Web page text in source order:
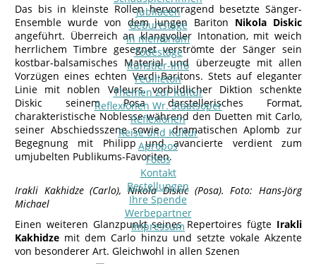
Jubilaeen
Geburtstage
In memoriam
Todestage
Künstler-Info
Feuilleton
Themen zur Kultur
Reflexionen Wr. Staatsoper
Reflexionen
Reise und Kultur
Apropos
Fotos
Kontakt
Bestellungen
Ihre Spende
Werbepartner
Impressum
Das bis in kleinste Rollen hervorragend besetzte Sänger-
Ensemble wurde von dem jungen Bariton Nikola Diskic
angeführt. Überreich an klangvoller Intonation, mit weich
herrlichem Timbre gesegnet verströmte der Sänger sein
kostbar-balsamisches Material und überzeugte mit allen
Vorzügen eines echten Verdi-Baritons. Stets auf eleganter
Linie mit noblen Valeurs, vorbildlicher Diktion schenkte
Diskic seinem Posa darstellerisches Format,
charakteristische Noblesse während den Duetten mit Carlo,
seiner Abschiedsszene sowie dramatischen Aplomb zur
Begegnung mit Philipp und avancierte verdient zum
umjubelten Publikums-Favoriten.
Irakli Kakhidze (Carlo), Nikola Diskic (Posa). Foto: Hans-Jörg
Michael
Einen weiteren Glanzpunkt seines Repertoires fügte Irakli
Kakhidze mit dem Carlo hinzu und setzte vokale Akzente
von besonderer Art. Gleichwohl in allen Szenen